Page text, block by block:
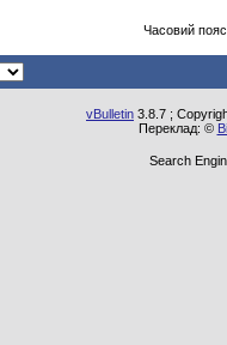
Часовий
vBulletin 3.8.7 ;
Переклад: ©
Search